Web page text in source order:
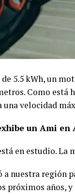
5.5 kWh, un
Como está
velocidad
un Ami
en estudio. La
a nuestra región
próximos años,